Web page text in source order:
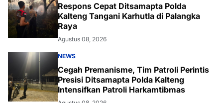
Respons Cepat Ditsamapta Polda
Kalteng Tangani Karhutla di Palangka
Raya
Agustus 08, 2026
NEWS
Cegah Premanisme, Tim Patroli Perintis
Presisi Ditsamapta Polda Kalteng
Intensifkan Patroli Harkamtibmas